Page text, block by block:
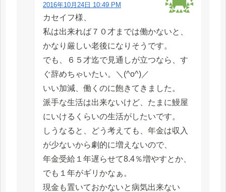
2016年10月24日 10:49 PM
カセイフ様、
私は出来れば７０才までは働かないと、
かなり厳しい老後になりそうです。
でも、６５才迄で見通しが立つなら、す
ぐ辞めちゃいたい。＼(^o^)／
いい加減、働くのに飽きてきました。
派手な生活は出来ないけど、たまに鰻屋
にいけるくらいの生活がしたいです。
しうなると、どう考えても、年金は収入
が少ないから劇的に増えないので、
年金受給１年遅らせて8.4％増やすとか、
でも１年がギリかなぁ。
現金も置いておかないと病気出来ない